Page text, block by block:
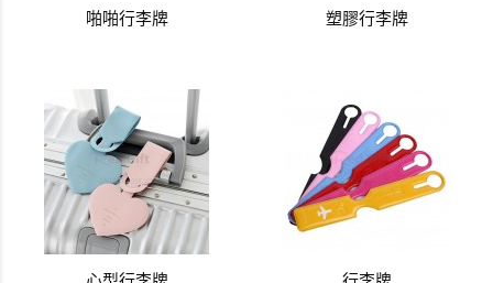
啪啪行李牌 塑膠行李牌